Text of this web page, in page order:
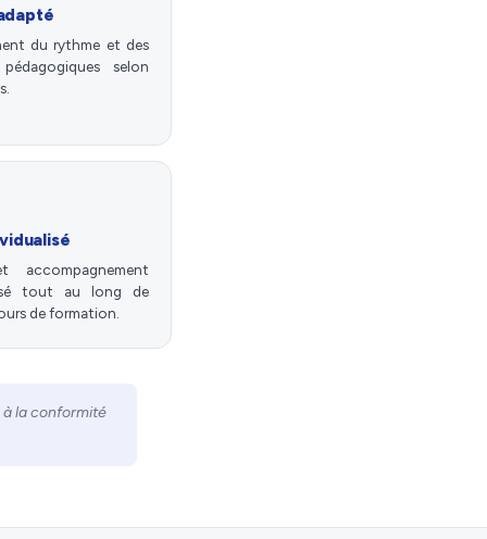
du rythme et des
selon
accompagnement
tout au long de
de formation.
à la conformité